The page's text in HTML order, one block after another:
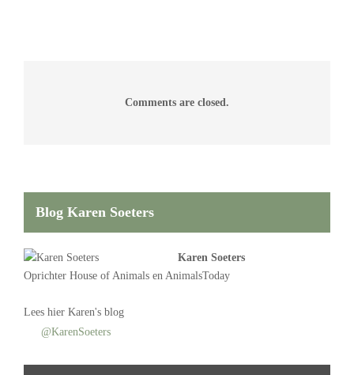
Comments are closed.
Blog Karen Soeters
Karen Soeters
Oprichter House of Animals en AnimalsToday
Lees hier Karen's blog
@KarenSoeters